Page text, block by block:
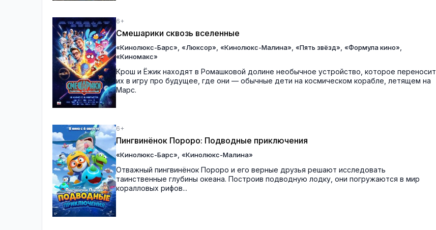
6+
Смешарики сквозь вселенные
«Кинолюкс-Барс» «Люксор» «Кинолюкс-Малина» «Пять звёзд» «Формула кино»
«Киномакс»
Крош и Ёжик находят в Ромашковой долине необычное устройство, которое переносит
их в игру про будущее, где они — обычные дети на космическом корабле, летящем на
Марс.
6+
Пингвинёнок Пороро: Подводные приключения
«Кинолюкс-Барс» «Кинолюкс-Малина»
Отважный пингвинёнок Пороро и его верные друзья решают исследовать
таинственные глубины океана. Построив подводную лодку, они погружаются в мир
коралловых рифов...